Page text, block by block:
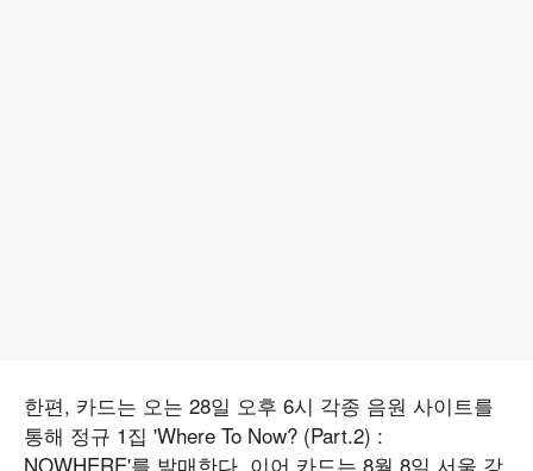
한편, 카드는 오는 28일 오후 6시 각종 음원 사이트를
통해 정규 1집 'Where To Now? (Part.2) :
NOWHERE'를 발매한다. 이어 카드는 8월 8일 서울 강